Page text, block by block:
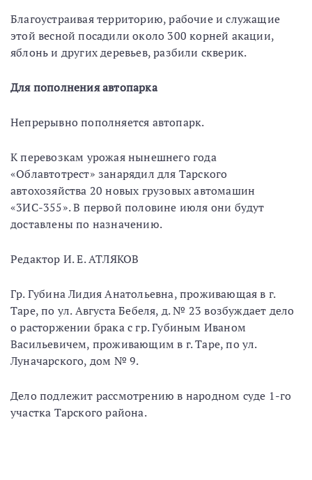
Благоустраивая территорию, рабочие и служащие
этой весной посадили около 300 корней акации,
яблонь и других деревьев, разбили скверик.
Для пополнения автопарка
Непрерывно пополняется автопарк.
К перевозкам урожая нынешнего года
«Облавтотрест» занарядил для Тарского
автохозяйства 20 новых грузовых автомашин
«3ИС-355». В первой половине июля они будут
доставлены по назначению.
Редактор И. Е. АТЛЯКОВ
Гр. Губина Лидия Анатольевна, проживающая в г.
Таре, по ул. Августа Бебеля, д. № 23 возбуждает дело
о расторжении брака с гр. Губиным Иваном
Васильевичем, проживающим в г. Таре, по ул.
Луначарского, дом № 9.
Дело подлежит рассмотрению в народном суде 1-го
участка Тарского района.